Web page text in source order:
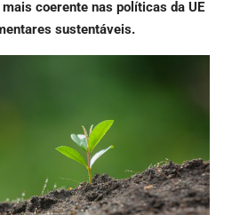
coerente nas políticas da UE
sustentáveis.